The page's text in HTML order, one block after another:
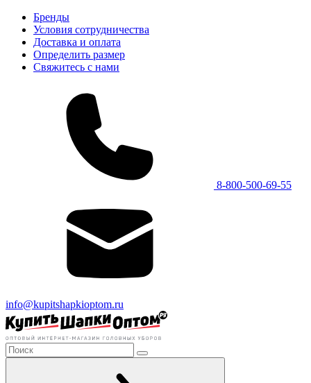
Бренды
Условия сотрудничества
Доставка и оплата
Определить размер
Свяжитесь с нами
8-800-500-69-55
info@kupitshapkioptom.ru